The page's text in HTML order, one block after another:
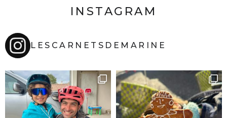
INSTAGRAM
LESCARNETSDEMARINE